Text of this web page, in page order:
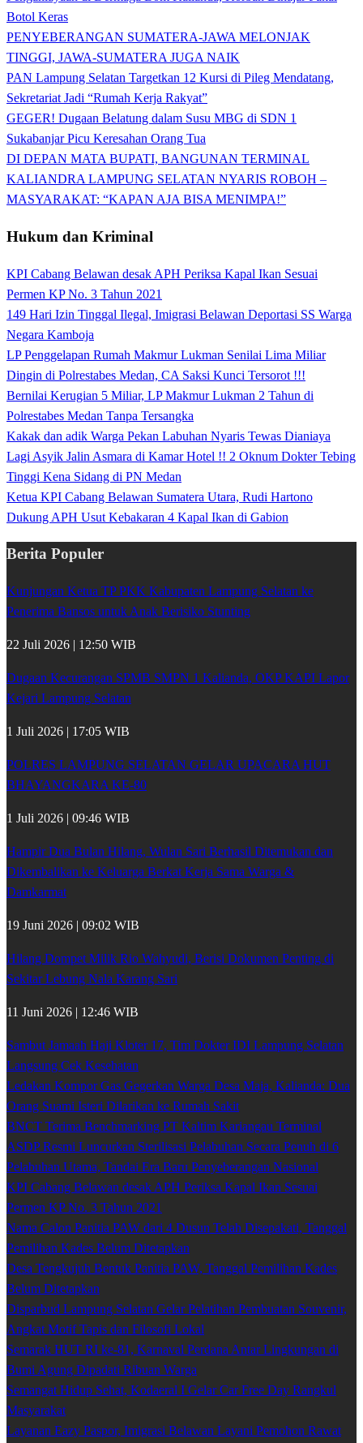
Botol Keras
PENYEBERANGAN SUMATERA-JAWA MELONJAK
TINGGI, JAWA-SUMATERA JUGA NAIK
PAN Lampung Selatan Targetkan 12 Kursi di Pileg Mendatang,
Sekretariat Jadi “Rumah Kerja Rakyat”
GEGER! Dugaan Belatung dalam Susu MBG di SDN 1
Sukabanjar Picu Keresahan Orang Tua
DI DEPAN MATA BUPATI, BANGUNAN TERMINAL
KALIANDRA LAMPUNG SELATAN NYARIS ROBOH –
MASYARAKAT: “KAPAN AJA BISA MENIMPA!”
Hukum dan Kriminal
KPI Cabang Belawan desak APH Periksa Kapal Ikan Sesuai
Permen KP No. 3 Tahun 2021
149 Hari Izin Tinggal Ilegal, Imigrasi Belawan Deportasi SS Warga
Negara Kamboja
LP Penggelapan Rumah Makmur Lukman Senilai Lima Miliar
Dingin di Polrestabes Medan, CA Saksi Kunci Tersorot !!!
Bernilai Kerugian 5 Miliar, LP Makmur Lukman 2 Tahun di
Polrestabes Medan Tanpa Tersangka
Kakak dan adik Warga Pekan Labuhan Nyaris Tewas Dianiaya
Lagi Asyik Jalin Asmara di Kamar Hotel !! 2 Oknum Dokter Tebing
Tinggi Kena Sidang di PN Medan
Ketua KPI Cabang Belawan Sumatera Utara, Rudi Hartono
Dukung APH Usut Kebakaran 4 Kapal Ikan di Gabion
Berita Populer
Kunjungan Ketua TP PKK Kabupaten Lampung Selatan ke
Penerima Bansos untuk Anak Berisiko Stunting
22 Juli 2026 | 12:50 WIB
Dugaan Kecurangan SPMB SMPN 1 Kalianda, OKP KAPI Lapor
Kejari Lampung Selatan
1 Juli 2026 | 17:05 WIB
POLRES LAMPUNG SELATAN GELAR UPACARA HUT
BHAYANGKARA KE-80
1 Juli 2026 | 09:46 WIB
Hampir Dua Bulan Hilang, Wulan Sari Berhasil Ditemukan dan
Dikembalikan ke Keluarga Berkat Kerja Sama Warga &
Damkarmat
19 Juni 2026 | 09:02 WIB
Hilang Dompet Milik Rio Wahyudi, Berisi Dokumen Penting di
Sekitar Lebung Nala Karang Sari
11 Juni 2026 | 12:46 WIB
Sambut Jamaah Haji Kloter 17, Tim Dokter IDI Lampung Selatan
Langsung Cek Kesehatan
Ledakan Kompor Gas Gegerkan Warga Desa Maja, Kalianda: Dua
Orang Suami Isteri Dilarikan ke Rumah Sakit
BNCT Terima Benchmarking PT Kaltim Kariangau Terminal
ASDP Resmi Luncurkan Sterilisasi Pelabuhan Secara Penuh di 6
Pelabuhan Utama, Tandai Era Baru Penyeberangan Nasional
KPI Cabang Belawan desak APH Periksa Kapal Ikan Sesuai
Permen KP No. 3 Tahun 2021
Nama Calon Panitia PAW dari 4 Dusun Telah Disepakati, Tanggal
Pemilihan Kades Belum Ditetapkan
Desa Tengkujuh Bentuk Panitia PAW, Tanggal Pemilihan Kades
Belum Ditetapkan
Disparbud Lampung Selatan Gelar Pelatihan Pembuatan Souvenir,
Angkat Motif Tapis dan Filosofi Lokal
Semarak HUT RI ke-81, Karnaval Perdana Antar Lingkungan di
Bumi Agung Dipadati Ribuan Warga
Semangat Hidup Sehat, Kodaeral I Gelar Car Free Day Rangkul
Masyarakat
Layanan Eazy Paspor, Imigrasi Belawan Layani Pemohon Rawat